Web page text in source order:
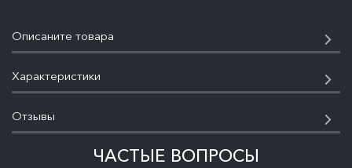
Описаните товара
Характеристики
Отзывы
ЧАСТЫЕ ВОПРОСЫ